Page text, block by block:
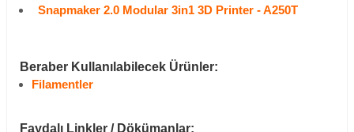
Snapmaker 2.0 Modular 3in1 3D Printer - A250T
Beraber Kullanılabilecek Ürünler:
Filamentler
Faydalı Linkler / Dökümanlar: